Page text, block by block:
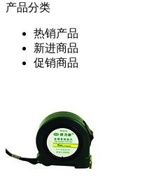
产品分类
热销产品
新进商品
促销商品